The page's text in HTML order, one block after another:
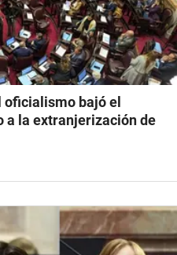
oficialismo bajó el
a la extranjerización de